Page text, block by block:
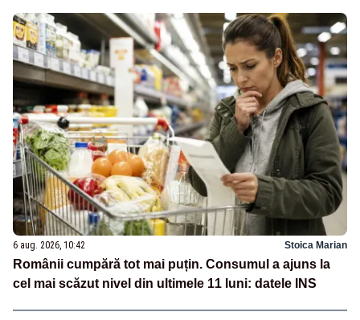
6 aug. 2026, 10:42 Stoica Marian
Românii cumpără tot mai puțin. Consumul a ajuns la
cel mai scăzut nivel din ultimele 11 luni: datele INS